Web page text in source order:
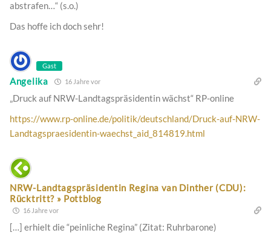
abstrafen…“ (s.o.)
Das hoffe ich doch sehr!
Gast
Angelika 16 Jahre vor
„Druck auf NRW-Landtagspräsidentin wächst“ RP-online
https://www.rp-online.de/politik/deutschland/Druck-auf-NRW-
Landtagspraesidentin-waechst_aid_814819.html
NRW-Landtagspräsidentin Regina van Dinther (CDU):
Rücktritt? » Pottblog
16 Jahre vor
[…] erhielt die “peinliche Regina” (Zitat: Ruhrbarone)